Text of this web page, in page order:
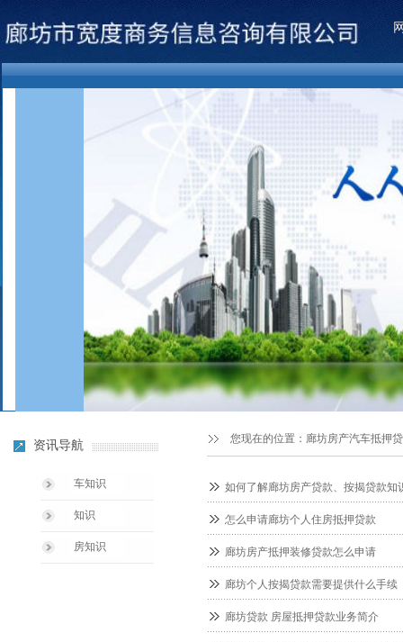
如何了解廊坊房产贷款、按揭贷款知
怎么申请廊坊个人住房抵押贷款
廊坊房产抵押装修贷款怎么申请
廊坊个人按揭贷款需要提供什么手续
廊坊贷款 房屋抵押贷款业务简介
您现在的位置： 廊坊房产汽车抵押
资讯导航
车知识
知识
房知识